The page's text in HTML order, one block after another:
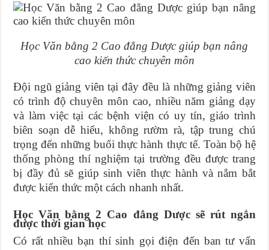
Học Văn bằng 2 Cao đẳng Dược giúp bạn nâng
cao kiến thức chuyên môn
Đội ngũ giảng viên tại đây đều là những giảng viên
có trình độ chuyên môn cao, nhiều năm giảng dạy
và làm việc tại các bệnh viện có uy tín, giáo trình
biên soạn dễ hiểu, không rườm rà, tập trung chú
trọng đến những buổi thực hành thực tế. Toàn bộ hệ
thống phòng thí nghiệm tại trường đều được trang
bị đầy đủ sẽ giúp sinh viên thực hành và nắm bắt
được kiến thức một cách nhanh nhất.
Học Văn bằng 2 Cao đẳng Dược sẽ rút ngắn
được thời gian học
Có rất nhiều bạn thí sinh gọi điện đến ban tư vấn